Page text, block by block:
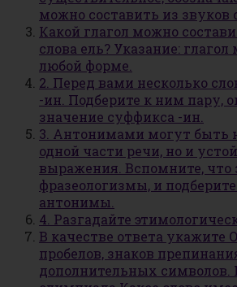
можно составить из звуков
Какой глагол можно
слова ель? Указание:
любой форме.
2. Перед вами несколько
-ин. Подберите к ним пару,
значение суффикса -ин.
3. Антонимами могут быть
одной части речи, но и
выражения. Вспомните, что
фразеологизмы, и
антонимы.
4. Разгадайте
В качестве ответа укажите
пробелов, знаков
дополнительных символов.